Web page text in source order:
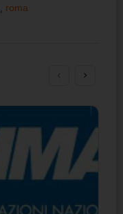
, roma